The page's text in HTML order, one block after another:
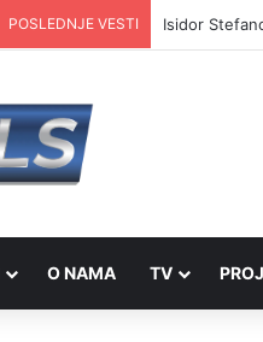
POSLEDNJE VESTI Isidor
O NAMA TV